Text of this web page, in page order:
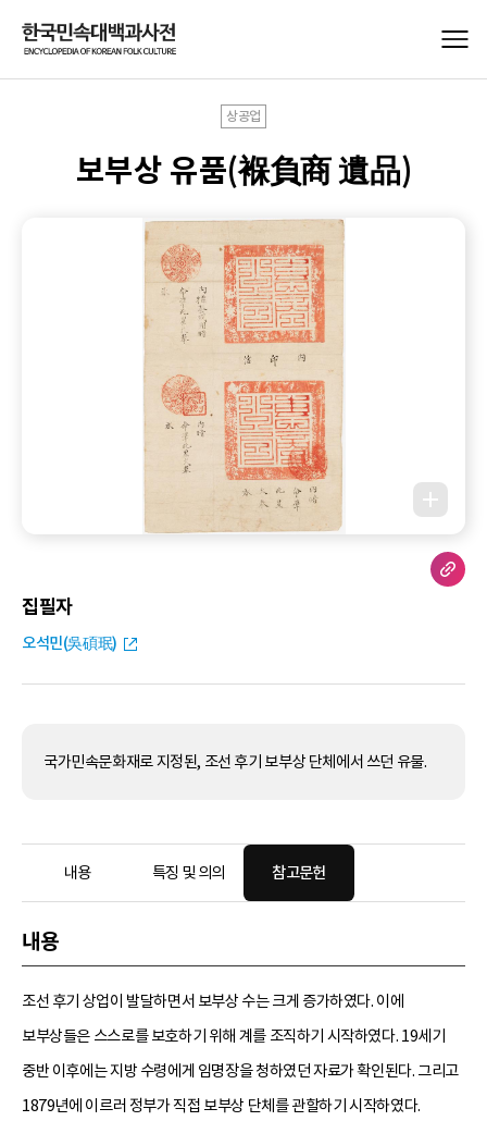
상공업
보부상 유품(褓負商 遺品)
집필자
오석민(吳碩珉)
국가민속문화재로 지정된, 조선 후기 보부상 단체에서 쓰던 유물.
내용 특징 및 의의 참고문헌
내용
조선 후기 상업이 발달하면서 보부상 수는 크게 증가하였다. 이에
보부상들은 스스로를 보호하기 위해 계를 조직하기 시작하였다. 19세기
중반 이후에는 지방 수령에게 임명장을 청하였던 자료가 확인된다. 그리고
1879년에 이르러 정부가 직접 보부상 단체를 관할하기 시작하였다.